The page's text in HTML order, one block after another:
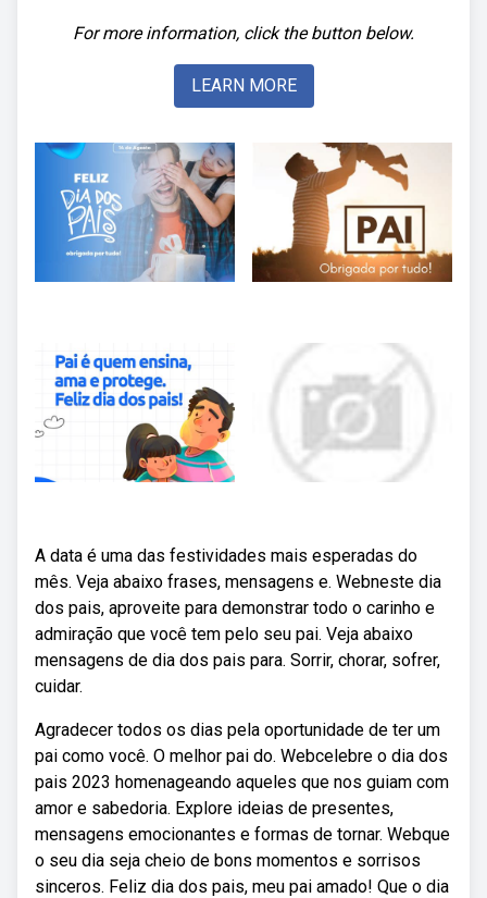
For more information, click the button below.
LEARN MORE
A data é uma das festividades mais esperadas do
mês. Veja abaixo frases, mensagens e. Webneste dia
dos pais, aproveite para demonstrar todo o carinho e
admiração que você tem pelo seu pai. Veja abaixo
mensagens de dia dos pais para. Sorrir, chorar, sofrer,
cuidar.
Agradecer todos os dias pela oportunidade de ter um
pai como você. O melhor pai do. Webcelebre o dia dos
pais 2023 homenageando aqueles que nos guiam com
amor e sabedoria. Explore ideias de presentes,
mensagens emocionantes e formas de tornar. Webque
o seu dia seja cheio de bons momentos e sorrisos
sinceros. Feliz dia dos pais, meu pai amado! Que o dia